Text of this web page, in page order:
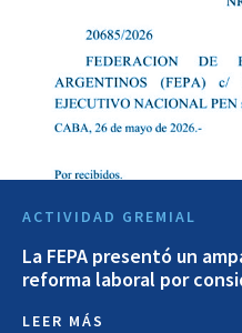
ACTIVIDAD GREMIAL
La FEPA presentó un
reforma laboral por
LEER MÁS